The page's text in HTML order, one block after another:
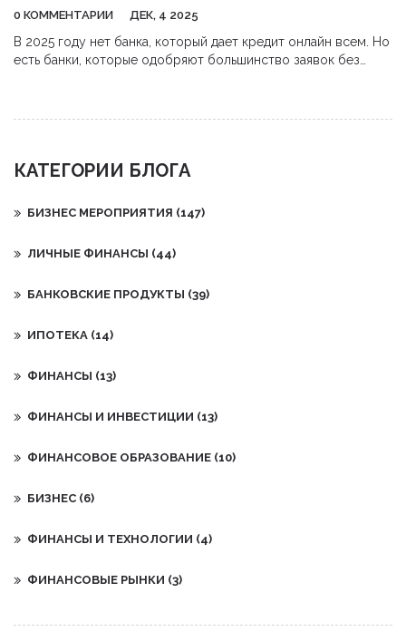
0 КОММЕНТАРИИ ДЕК, 4 2025
В 2025 году нет банка, который дает кредит онлайн всем. Но
есть банки, которые одобряют большинство заявок без
КАТЕГОРИИ БЛОГА
БИЗНЕС МЕРОПРИЯТИЯ (147)
ЛИЧНЫЕ ФИНАНСЫ (44)
БАНКОВСКИЕ ПРОДУКТЫ (39)
ИПОТЕКА (14)
ФИНАНСЫ (13)
ФИНАНСЫ И ИНВЕСТИЦИИ (13)
ФИНАНСОВОЕ ОБРАЗОВАНИЕ (10)
БИЗНЕС (6)
ФИНАНСЫ И ТЕХНОЛОГИИ (4)
ФИНАНСОВЫЕ РЫНКИ (3)